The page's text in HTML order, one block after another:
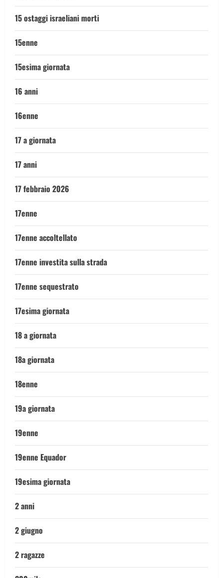
15 ostaggi israeliani morti
15enne
15esima giornata
16 anni
16enne
17 a giornata
17 anni
17 febbraio 2026
17enne
17enne accoltellato
17enne investita sulla strada
17enne sequestrato
17esima giornata
18 a giornata
18a giornata
18enne
19a giornata
19enne
19enne Equador
19esima giornata
2 anni
2 giugno
2 ragazze